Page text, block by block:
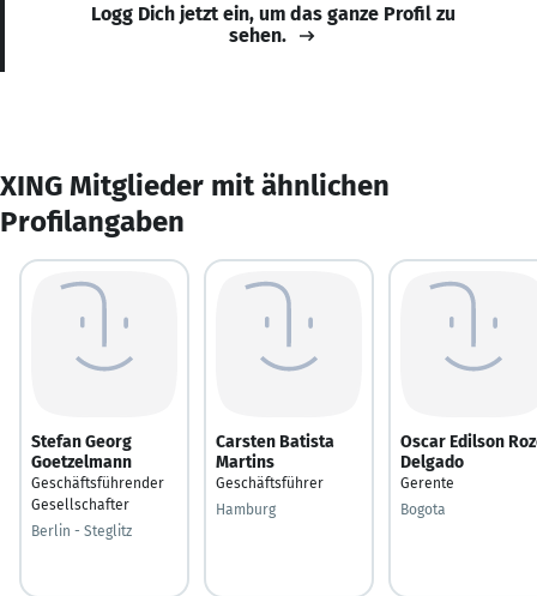
Logg Dich jetzt ein, um das ganze Profil zu
sehen.
XING Mitglieder mit ähnlichen
Profilangaben
Stefan Georg
Goetzelmann
Geschäftsführender
Gesellschafter
Berlin - Steglitz
Carsten Batista
Martins
Geschäftsführer
Hamburg
Oscar Edilson
Delgado
Gerente
Bogota